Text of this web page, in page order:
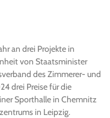
an drei Projekte in
von Staatsminister
des Zimmerer- und
drei Preise für die
Sporthalle in Chemnitz
in Leipzig.